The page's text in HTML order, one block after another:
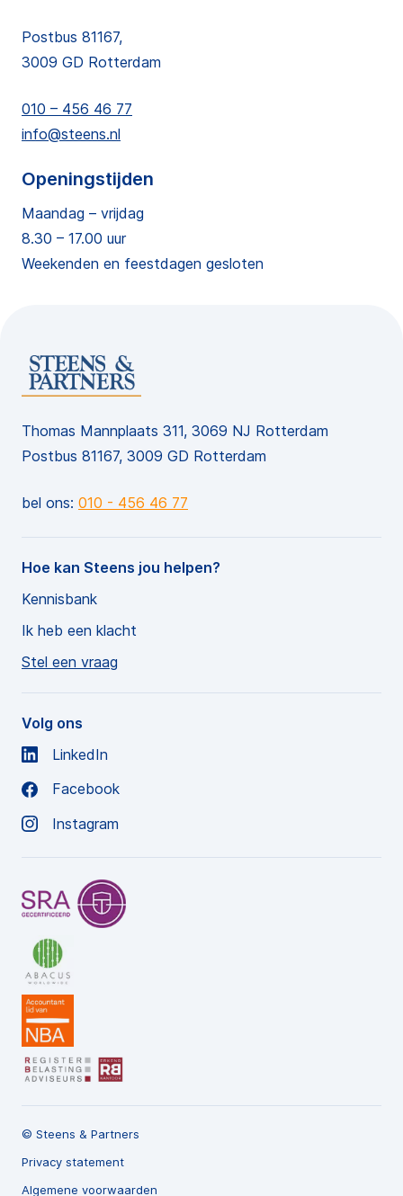
Postbus 81167,
3009 GD Rotterdam
010 – 456 46 77
info@steens.nl
Openingstijden
Maandag – vrijdag
8.30 – 17.00 uur
Weekenden en feestdagen gesloten
Thomas Mannplaats 311, 3069 NJ Rotterdam
Postbus 81167, 3009 GD Rotterdam
bel ons: 010 - 456 46 77
Hoe kan Steens jou helpen?
Kennisbank
Ik heb een klacht
Stel een vraag
Volg ons
LinkedIn
Facebook
Instagram
© Steens & Partners
Privacy statement
Algemene voorwaarden